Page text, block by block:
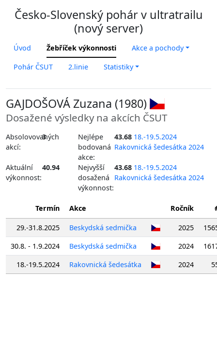
Česko-Slovenský pohár v ultratrailu
(nový server)
Úvod Žebříček výkonnosti Akce a pochody
Pohár ČSUT 2.linie Statistiky
GAJDOŠOVÁ Zuzana (1980)
Dosažené výsledky na akcích ČSUT
Absolovovaných
akcí:
3
Nejlépe
bodovaná
akce:
43.68 18.-19.5.2024
Rakovnická šedesátka 2024
Aktuální
výkonnost:
40.94
Nejvyšší
dosažená
výkonnost:
43.68 18.-19.5.2024
Rakovnická šedesátka 2024
Termín Akce Ročník
29.-31.8.2025 Beskydská sedmička 2025
30.8. - 1.9.2024
Beskydská sedmička 2024
18.-19.5.2024
Rakovnická šedesátka 2024